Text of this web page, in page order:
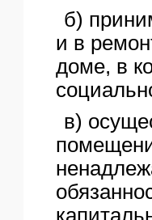
б)
и в
доме, в
в)